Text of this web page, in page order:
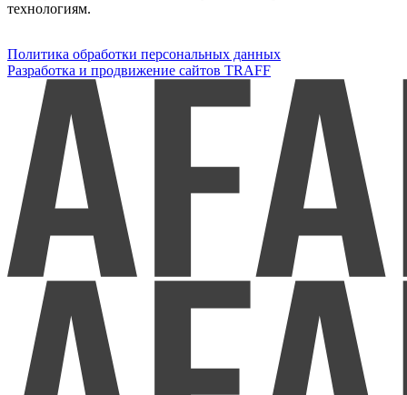
технологиям.
Политика обработки персональных данных
Разработка и продвижение сайтов TRAFF